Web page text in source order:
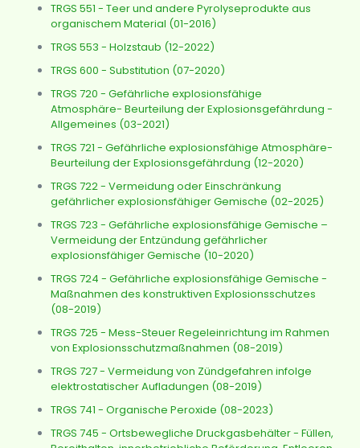
TRGS 551 - Teer und andere Pyrolyseprodukte aus
organischem Material (01-2016)
TRGS 553 - Holzstaub (12-2022)
TRGS 600 - Substitution (07-2020)
TRGS 720 - Gefährliche explosionsfähige
Atmosphäre- Beurteilung der Explosionsgefährdung -
Allgemeines (03-2021)
TRGS 721 - Gefährliche explosionsfähige Atmosphäre-
Beurteilung der Explosionsgefährdung (12-2020)
TRGS 722 - Vermeidung oder Einschränkung
gefährlicher explosionsfähiger Gemische (02-2025)
TRGS 723 - Gefährliche explosionsfähige Gemische –
Vermeidung der Entzündung gefährlicher
explosionsfähiger Gemische (10-2020)
TRGS 724 - Gefährliche explosionsfähige Gemische -
Maßnahmen des konstruktiven Explosionsschutzes
(08-2019)
TRGS 725 - Mess-Steuer Regeleinrichtung im Rahmen
von Explosionsschutzmaßnahmen (08-2019)
TRGS 727 - Vermeidung von Zündgefahren infolge
elektrostatischer Aufladungen (08-2019)
TRGS 741 - Organische Peroxide (08-2023)
TRGS 745 - Ortsbewegliche Druckgasbehälter - Füllen,